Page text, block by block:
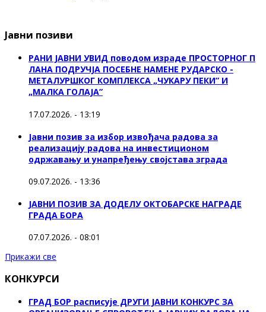
Јавни позиви
РАНИ ЈАВНИ УВИД поводом израде ПРОСТОРНОГ П
ЛАНА ПОДРУЧЈА ПОСЕБНЕ НАМЕНЕ РУДАРСКО -
МЕТАЛУРШКОГ КОМПЛЕКСА „ЧУКАРУ ПЕКИ” И
„МАЛКА ГОЛАЈА”
17.07.2026. - 13:19
Јавни позив за избор извођача радова за
реализацију радова на инвестиционом
одржавању и унапређењу својстава зграда
09.07.2026. - 13:36
ЈАВНИ ПОЗИВ ЗА ДОДЕЛУ ОКТOБАРСКЕ НАГРАДЕ
ГРАДА БОРА
07.07.2026. - 08:01
Прикажи све
КОНКУРСИ
ГРАД БОР расписује ДРУГИ ЈАВНИ КОНКУРС ЗА